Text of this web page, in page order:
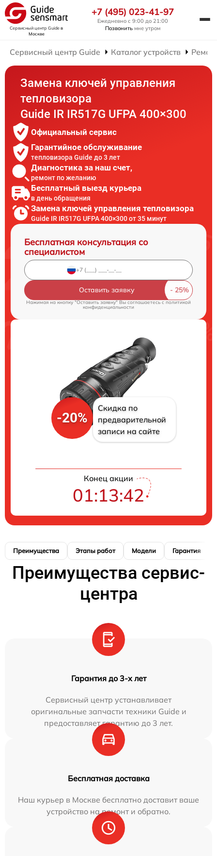
Сервисный центр Guideв
Москве
+7 (495) 023-41-97
Ежедневно с 9:00 до 21:00
Позвонить мне утром
Сервисный центр Guide Каталог устройств
Замена ключей управления
тепловизора
Guide IR IR517G UFPA 400×300
Официальный сервис
Гарантийное обслуживание
тепловизора Guide до 3 лет
Диагностика за наш счет,
ремонт по желанию
Бесплатный выезд курьера
в день обращения
Замена ключей управления тепловизора
Guide IR IR517G UFPA 400×300 от 35 минут
Бесплатная консультация со
специалистом
Оставить заявку
Нажимая на кнопку "Оставить заявку" Вы соглашаетесь cполитикой
конфиденциальности
-20%
Скидка по
предварительной
записи на сайте
Конец акции
01:13:41
Преимущества Этапы работ Модели Гарантия
Преимущества сервис-
центра
Гарантия до 3-х лет
Сервисный центр устанавливает
оригинальные запчасти техники Guide и
предоставляет гарантию до 3 лет.
Бесплатная доставка
Наш курьер в Москве бесплатно доставит ваше
устройство на ремонт и обратно.